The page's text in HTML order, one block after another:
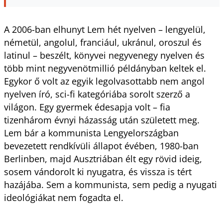
A 2006-ban elhunyt Lem hét nyelven – lengyelül,
németül, angolul, franciául, ukránul, oroszul és
latinul – beszélt, könyvei negyvenegy nyelven és
több mint negyvenötmillió példányban keltek el.
Egykor ő volt az egyik legolvasottabb nem angol
nyelven író, sci-fi kategóriába sorolt szerző a
világon. Egy gyermek édesapja volt – fia
tizenhárom évnyi házasság után született meg.
Lem bár a kommunista Lengyelországban
bevezetett rendkívüli állapot évében, 1980-ban
Berlinben, majd Ausztriában élt egy rövid ideig,
sosem vándorolt ki nyugatra, és vissza is tért
hazájába. Sem a kommunista, sem pedig a nyugati
ideológiákat nem fogadta el.